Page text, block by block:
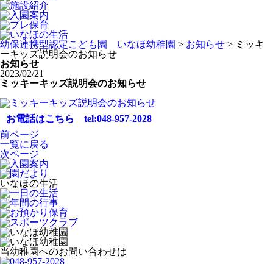
幼保連携型認定こども園 いなほ幼稚園 > お知らせ > ミッキ
ーキッズ説明会のお知らせ
お知らせ
2023/02/21
ミッキーキッズ説明会のお知らせ
お電話はこちら tel:048-957-2028
前ページ
一覧に戻る
次ページ
いなほの生活
当幼稚園へのお問い合わせは